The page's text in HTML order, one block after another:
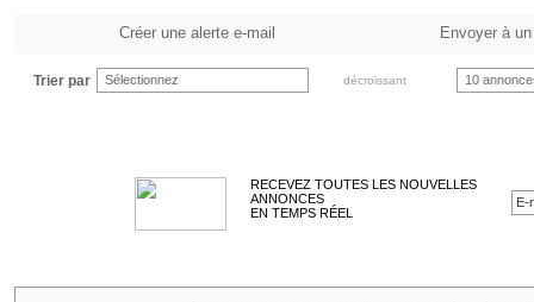
Créer une alerte e-mail Envoyer à
Trier par Sélectionnez décroissant 10
RECEVEZ TOUTES LES NOUVELLES
ANNONCES
EN TEMPS RÉEL